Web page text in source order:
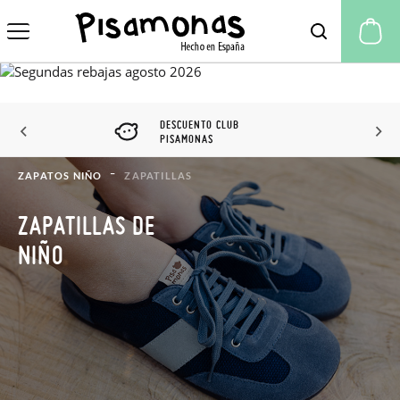
DESCUENTO CLUB
PISAMONAS
ZAPATOS NIÑO ZAPATILLAS
ZAPATILLAS DE
NIÑO